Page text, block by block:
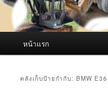
หน้าแรก
คลังเก็บป้ายกำกับ:BMW E36